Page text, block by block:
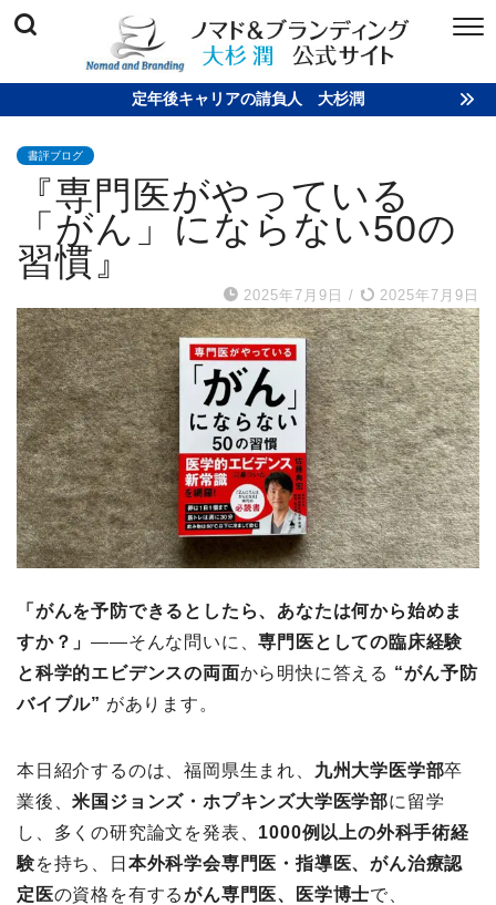
定年後キャリアの請負人 大杉潤
書評ブログ
『専門医がやっている
「がん」にならない50の
習慣』
2025年7月9日 / 2025年7月9日
「がんを予防できるとしたら、あなたは何から始めま
すか？」――そんな問いに、専門医としての臨床経験
と科学的エビデンスの両面から明快に答える “がん予防
バイブル” があります。
本日紹介するのは、福岡県生まれ、 九州大学医学部卒
業後、米国ジョンズ・ホプキンズ大学医学部に留学
し、多くの研究論文を発表、 1000例以上の外科手術経
験を持ち、日 本外科学会専門医・指導医、がん治療認
定医の資格を有するがん専門医、医学博士で、